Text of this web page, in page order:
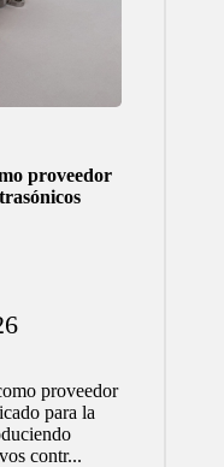
proveedor
proveedor
para la
contr...